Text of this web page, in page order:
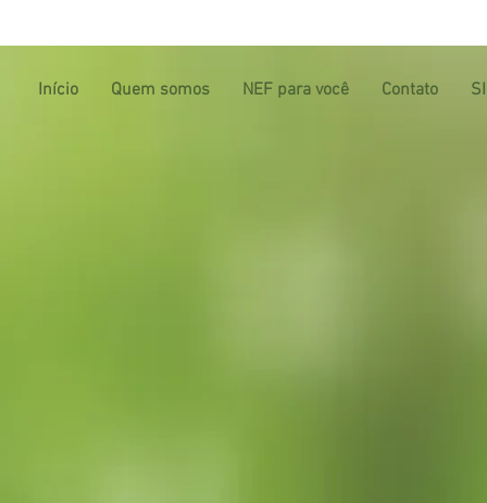
Início Quem somos NEF para você Contato